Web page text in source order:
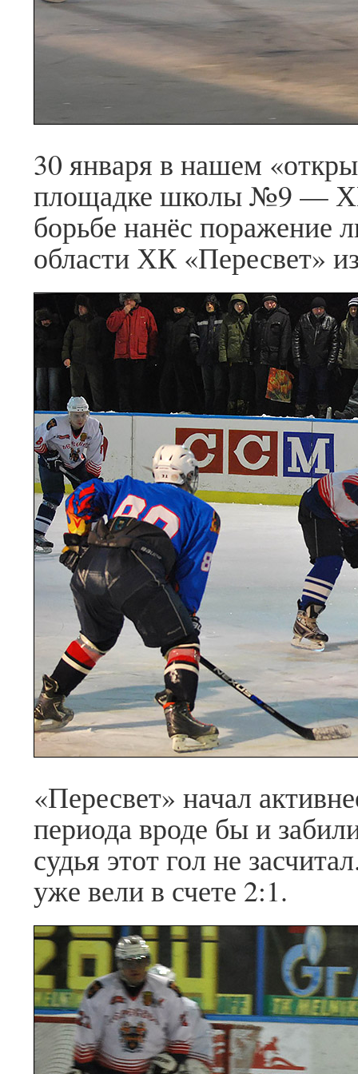
30 января в нашем
площадке школы №9 —
борьбе нанёс поражение
области ХК «Пересвет»
«Пересвет» начал
периода вроде бы и
судья этот гол не
уже вели в счете 2:1.